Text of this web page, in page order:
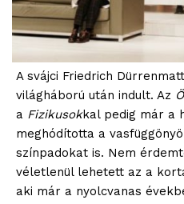
A svájci Friedrich
világháború után indult. Az
a Fizikusokkal pedig már a
meghódította a
színpadokat is. Nem
véletlenül lehetett az a
aki már a nyolcvanas